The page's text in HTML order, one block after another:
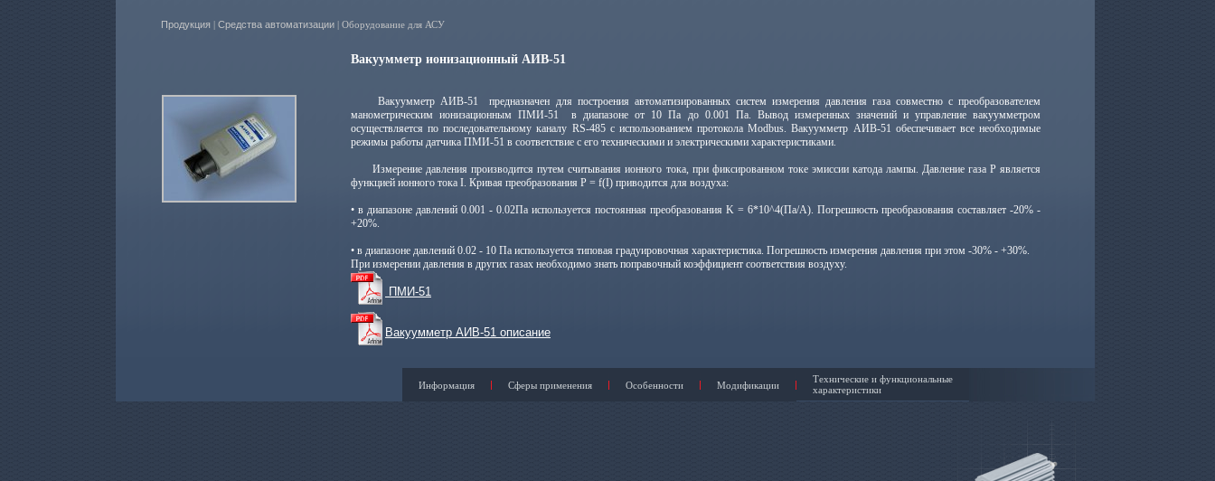
Продукция | Средства автоматизации | Оборудование для АСУ
Вакуумметр ионизационный АИВ-51
Вакуумметр АИВ-51 предназначен для построения автоматизированных систем измерения давления газа совместно с преобразователем
манометрическим ионизационным ПМИ-51 в диапазоне от 10 Па до 0.001 Па. Вывод измеренных значений и управление вакуумметром
осуществляется по последовательному каналу RS-485 c использованием протокола Modbus. Вакуумметр АИВ-51 обеспечивает все необходимые
режимы работы датчика ПМИ-51 в соответствие с его техническими и электрическими характеристиками.
Измерение давления производится путем считывания ионного тока, при фиксированном токе эмиссии катода лампы. Давление газа P является
функцией ионного тока I. Кривая преобразования P = f(I) приводится для воздуха:
• в диапазоне давлений 0.001 - 0.02Па используется постоянная преобразования K = 6*10^4(Па/А). Погрешность преобразования составляет -20% -
+20%.
• в диапазоне давлений 0.02 - 10 Па используется типовая градуировочная характеристика. Погрешность измерения давления при этом -30% - +30%.
При измерении давления в других газах необходимо знать поправочный коэффициент соответствия воздуху.
ПМИ-51
Вакуумметр АИВ-51 описание
Информация Сферы применения Особенности Модификации
Технические и функциональные
характеристики